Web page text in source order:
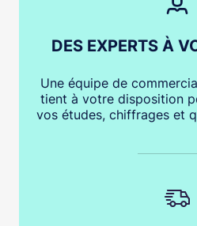
DES EXPERTS À
Une équipe de
tient à votre disposition
vos études, chiffrages et